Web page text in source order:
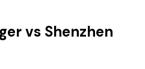
vs Shenzhen